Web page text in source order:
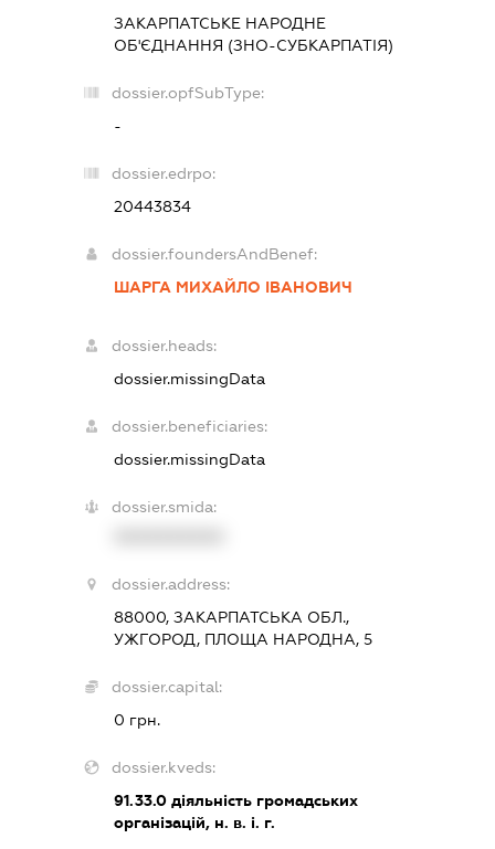
ЗАКАРПАТСЬКЕ НАРОДНЕ
ОБ'ЄДНАННЯ (ЗНО-СУБКАРПАТІЯ)
dossier.opfSubType:
-
dossier.edrpo:
20443834
dossier.foundersAndBenef:
ШАРГА МИХАЙЛО ІВАНОВИЧ
dossier.heads:
dossier.missingData
dossier.beneficiaries:
dossier.missingData
dossier.smida:
dossier.address:
88000, ЗАКАРПАТСЬКА ОБЛ.,
УЖГОРОД, ПЛОЩА НАРОДНА, 5
dossier.capital:
0 грн.
dossier.kveds:
91.33.0 діяльність громадських
організацій, н. в. і. г.